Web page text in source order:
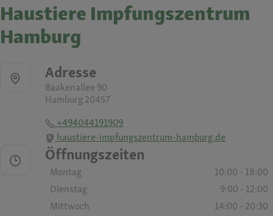
Haustiere Impfungszentrum
Hamburg
Adresse
Baakenallee 90
Hamburg 20457
+494044191909
haustiere-impfungszentrum-hamburg.de
Öffnungszeiten
Montag
10:00 - 18:00
Dienstag
9:00 - 12:00
Mittwoch
14:00 - 20:30